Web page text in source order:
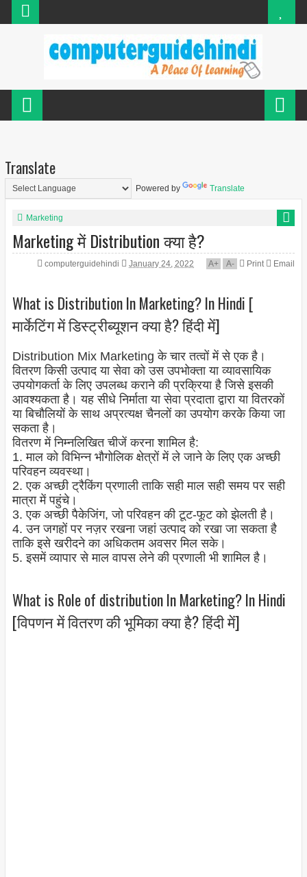
Translate
Powered by Translate
Marketing
Marketing में Distribution क्या है?
computerguidehindi January 24, 2022 A+ A- Print Email
What is Distribution In Marketing? In Hindi [
मार्केटिंग में डिस्ट्रीब्यूशन क्या है? हिंदी में]
Distribution Mix Marketing के चार तत्वों में से एक है।
वितरण किसी उत्पाद या सेवा को उस उपभोक्ता या व्यावसायिक
उपयोगकर्ता के लिए उपलब्ध कराने की प्रक्रिया है जिसे इसकी
आवश्यकता है। यह सीधे निर्माता या सेवा प्रदाता द्वारा या वितरकों
या बिचौलियों के साथ अप्रत्यक्ष चैनलों का उपयोग करके किया जा
सकता है।
वितरण में निम्नलिखित चीजें करना शामिल है:
1. माल को विभिन्न भौगोलिक क्षेत्रों में ले जाने के लिए एक अच्छी
परिवहन व्यवस्था।
2. एक अच्छी ट्रैकिंग प्रणाली ताकि सही माल सही समय पर सही
मात्रा में पहुंचे।
3. एक अच्छी पैकेजिंग, जो परिवहन की टूट-फूट को झेलती है।
4. उन जगहों पर नज़र रखना जहां उत्पाद को रखा जा सकता है
ताकि इसे खरीदने का अधिकतम अवसर मिल सके।
5. इसमें व्यापार से माल वापस लेने की प्रणाली भी शामिल है।
What is Role of distribution In Marketing? In Hindi
[विपणन में वितरण की भूमिका क्या है? हिंदी में]